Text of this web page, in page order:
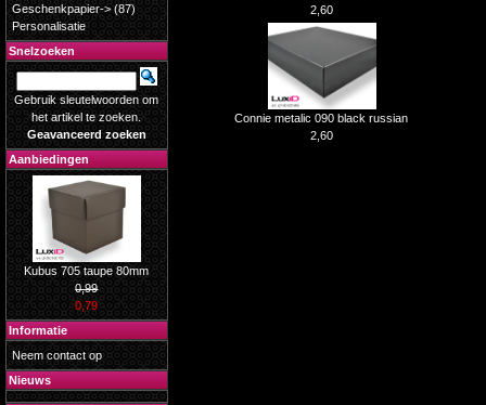
2,60
Connie metalic 090 black russian
2,60
Geschenkpapier->(87)
Personalisatie
Snelzoeken
Gebruik sleutelwoorden om
het artikel te zoeken.
Geavanceerd zoeken
Aanbiedingen
Kubus 705 taupe 80mm
0,99
0,79
Informatie
Neem contact op
Nieuws